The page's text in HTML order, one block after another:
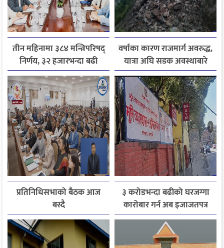
तीन महिनामा ३८४ मन्त्रिपरिषद्
निर्णय, ३२ हजारभन्दा बढी
गुनासो फर्छ्योट
वर्षाका कारण राजमार्ग अवरुद्ध,
यात्रा अघि सडक अवस्थाबारे
जानकारी लिन आग्रह
प्रतिनिधिसभाको बैठक आज
बस्दै
३ करोडभन्दा बढीको घरजग्गा
कारोबार गर्न अब इजाजतपत्र
अनिवार्य